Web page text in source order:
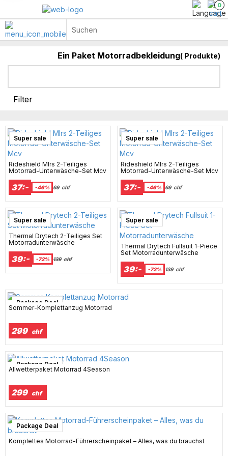
0
Ein Paket Motorradbekleidung( Produkte)
Filter
Super sale
Rideshield Mlrs 2-Teiliges
Motorrad-Unterwäsche-Set Mcv
37:- -46% 69 chf
Super sale
Rideshield Mlrs 2-Teiliges
Motorrad-Unterwäsche-Set Mcv
37:- -46% 69 chf
Super sale
Thermal Drytech 2-Teiliges Set
Motorradunterwäsche
39:- -72% 139 chf
Super sale
Thermal Drytech Fullsuit 1-Piece
Set Motorradunterwäsche
39:- -72% 139 chf
Package Deal
Sommer-Komplettanzug Motorrad
299 chf
Package Deal
Allwetterpaket Motorrad 4Season
299 chf
Package Deal
Komplettes Motorrad-Führerscheinpaket – Alles, was du brauchst